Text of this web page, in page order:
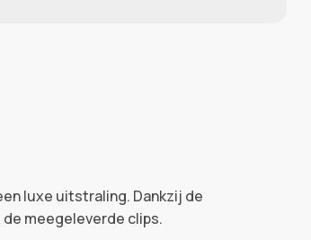
luxe uitstraling. Dankzij de
meegeleverde clips.